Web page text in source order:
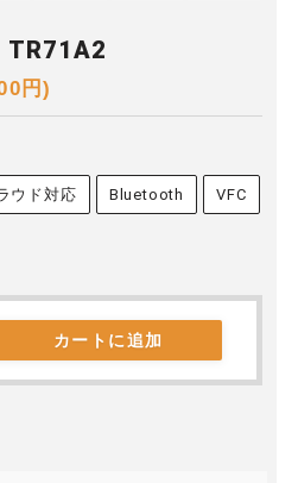
TR71A2
円)
ウド対応 Bluetooth VFC
カートに追加